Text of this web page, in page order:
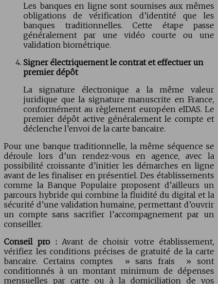
Les banques en ligne sont soumises aux mêmes
obligations de vérification d’identité que les
banques traditionnelles. Cette étape passe
généralement par une vidéo courte ou une
validation biométrique.
Signer électriquement le contrat et effectuer un
premier dépôt
La signature électronique a la même valeur
juridique que la signature manuscrite en France,
conformément au règlement européen eIDAS. Le
premier dépôt active généralement le compte et
déclenche l’envoi de la carte bancaire.
Pour une banque traditionnelle, la même séquence se
déroule lors d’un rendez-vous en agence, avec la
possibilité croissante d’initier les démarches en ligne
avant de les finaliser en présentiel. Des établissements
comme la Banque Populaire proposent d’ailleurs un
parcours hybride qui combine la fluidité du digital et la
sécurité d’une validation humaine, permettant d’ouvrir
un compte sans sacrifier l’accompagnement par un
conseiller.
Conseil pro :Avant de choisir votre établissement,
vérifiez les conditions précises de gratuité de la carte
bancaire. Certains comptes » sans frais » sont
conditionnés à un montant minimum de dépenses
mensuelles par carte ou à la domiciliation de vos